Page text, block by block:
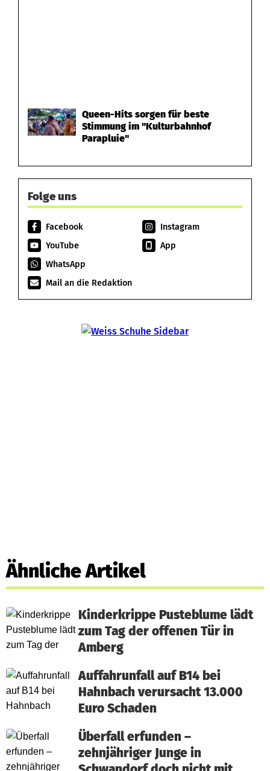
Queen-Hits sorgen für beste
Stimmung im "Kulturbahnhof
Parapluie"
Folge uns
Facebook
Instagram
YouTube
App
WhatsApp
Mail an die Redaktion
Ähnliche Artikel
Kinderkrippe Pusteblume lädt
zum Tag der offenen Tür in
Amberg
Auffahrunfall auf B14 bei
Hahnbach verursacht 13.000
Euro Schaden
Überfall erfunden –
zehnjähriger Junge in